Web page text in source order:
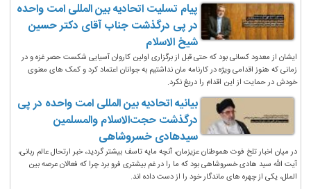
پیام تسلیت اتحادیه بین المللی امت واحده
در پی درگذشت جناب آقای دکتر حسین
شیخ الاسلام
ایشان از معدود کسانی بود که حتی قبل از برگزاری اولین کاروان آسیایی شکست حصر غزه و در
زمانی که هنوز اقدامی ویژه در کارنامه مان نداشتیم به جوانان اعتماد کرد و کمک های معنوی
خودش در حمایت از این اقدام را دریغ نکرد.
بیانیه اتحادیه بین المللی امت واحده در پی
درگذشت حجت‌الاسلام والمسلمین
سیدهادی خسروشاهی
در میان اخبار تلخ فوت هموطنان عزیزمان، آنچه مایه تاسف بیشتر گردید، خبر ارتحال عالم ربانی،
آیت الله سید هادی خسروشاهی بود که ما را در غم بیشتری فرو برد چرا که فعالان عرصه بین
الملل، یکی از چهره های ماندگار خود را از دست داده اند.